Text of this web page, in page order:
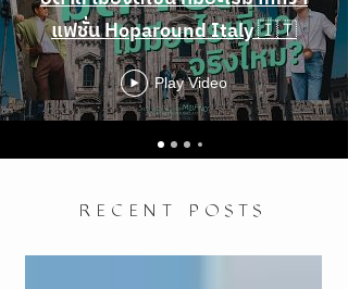
แฟชั่น Hoparound Italy 🇮🇹
Play Video
RECENT POSTS